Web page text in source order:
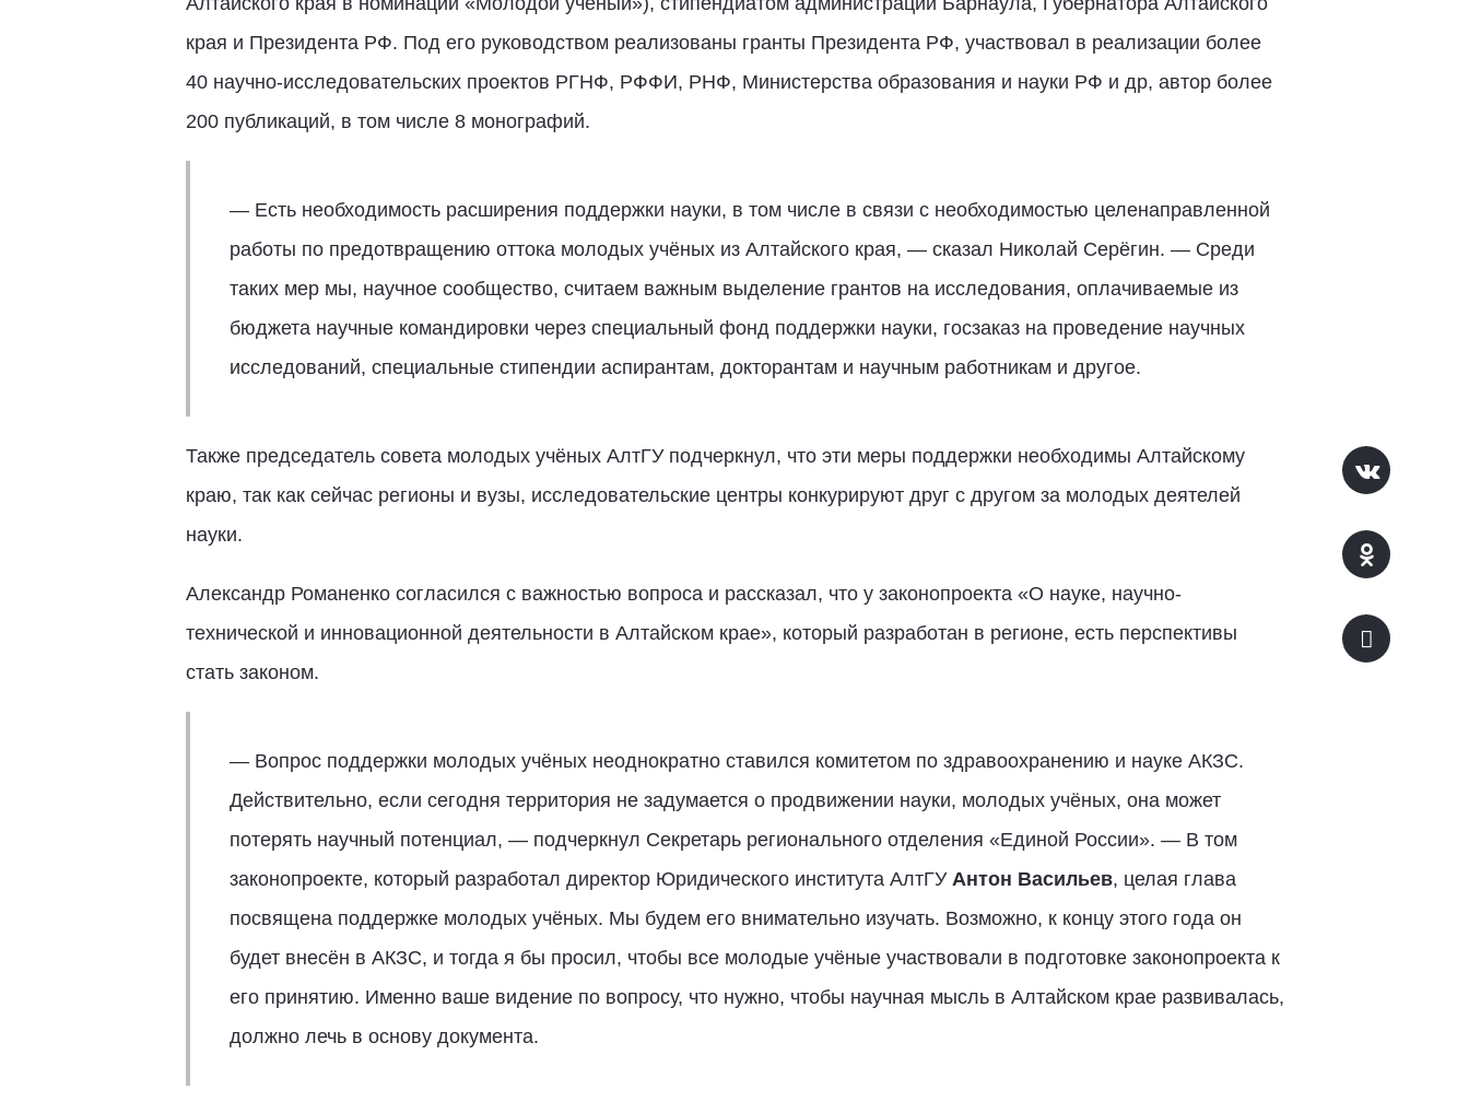
края и Президента РФ. Под его руководством реализованы гранты Президента РФ, участвовал в реализации более
40 научно-исследовательских проектов РГНФ, РФФИ, РНФ, Министерства образования и науки РФ и др, автор более
200 публикаций, в том числе 8 монографий.
— Есть необходимость расширения поддержки науки, в том числе в связи с необходимостью целенаправленной
работы по предотвращению оттока молодых учёных из Алтайского края, — сказал Николай Серёгин. — Среди
таких мер мы, научное сообщество, считаем важным выделение грантов на исследования, оплачиваемые из
бюджета научные командировки через специальный фонд поддержки науки, госзаказ на проведение научных
исследований, специальные стипендии аспирантам, докторантам и научным работникам и другое.
Также председатель совета молодых учёных АлтГУ подчеркнул, что эти меры поддержки необходимы Алтайскому
краю, так как сейчас регионы и вузы, исследовательские центры конкурируют друг с другом за молодых деятелей
науки.
Александр Романенко согласился с важностью вопроса и рассказал, что у законопроекта «О науке, научно-
технической и инновационной деятельности в Алтайском крае», который разработан в регионе, есть перспективы
стать законом.
— Вопрос поддержки молодых учёных неоднократно ставился комитетом по здравоохранению и науке АКЗС.
Действительно, если сегодня территория не задумается о продвижении науки, молодых учёных, она может
потерять научный потенциал, — подчеркнул Секретарь регионального отделения «Единой России». — В том
законопроекте, который разработал директор Юридического института АлтГУ Антон Васильев, целая глава
посвящена поддержке молодых учёных. Мы будем его внимательно изучать. Возможно, к концу этого года он
будет внесён в АКЗС, и тогда я бы просил, чтобы все молодые учёные участвовали в подготовке законопроекта к
его принятию. Именно ваше видение по вопросу, что нужно, чтобы научная мысль в Алтайском крае развивалась,
должно лечь в основу документа.